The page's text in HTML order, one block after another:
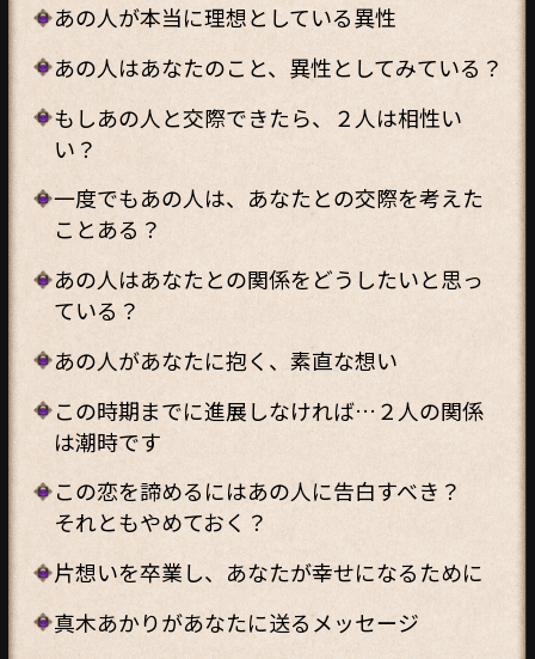
あの人が本当に理想としている異性
あの人はあなたのこと、異性としてみている？
もしあの人と交際できたら、２人は相性い
い？
一度でもあの人は、あなたとの交際を考えた
ことある？
あの人はあなたとの関係をどうしたいと思っ
ている？
あの人があなたに抱く、素直な想い
この時期までに進展しなければ…２人の関係
は潮時です
この恋を諦めるにはあの人に告白すべき？
それともやめておく？
片想いを卒業し、あなたが幸せになるために
真木あかりがあなたに送るメッセージ